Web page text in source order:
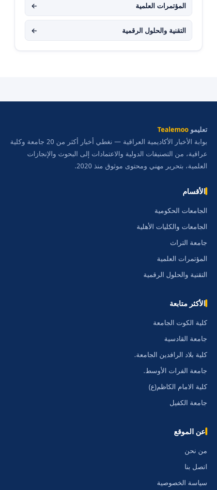
المؤتمرات العلمية ←
التقنية والحلول الرقمية ←
تعليمو Tealemoo
بوابة الأخبار الأكاديمية العراقية — نغطي أخبار أكثر من 20 جامعة وكلية
عراقية، من التصنيفات الدولية والاعتمادات إلى البحوث والإنجازات
العلمية، بتحرير مهني ومحتوى موثوق منذ 2020.
الأقسام
الجامعات الحكومية
الجامعات والكليات الأهلية
جامعة التراث
المؤتمرات العلمية
التقنية والحلول الرقمية
الأكثر متابعة
كلية الكوت الجامعة
جامعة القادسية
كلية بلاد الرافدين الجامعة.
جامعة الفرات الأوسط.
كلية الامام الكاظم(ع)
جامعة الكفيل
عن الموقع
من نحن
اتصل بنا
سياسة الخصوصية